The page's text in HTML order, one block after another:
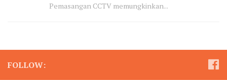
Pemasangan CCTV memungkinkan...
FOLLOW: